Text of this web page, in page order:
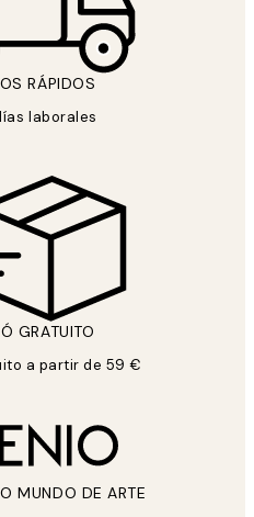
RÁPIDOS
laborales
GRATUITO
a partir de 59 €
MUNDO DE ARTE